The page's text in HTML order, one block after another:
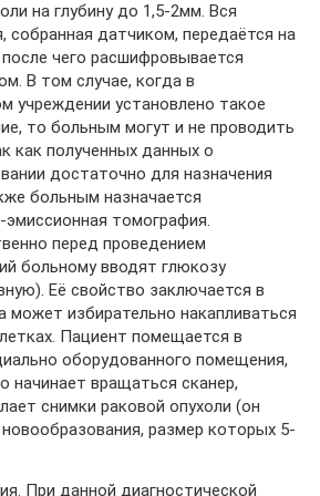
на глубину до 1,5-2мм. Вся
собранная датчиком, передаётся на
чего расшифровывается
В том случае, когда в
учреждении установлено такое
то больным могут и не проводить
как полученных данных о
достаточно для назначения
больным назначается
томография.
перед проведением
больному вводят глюкозу
Её свойство заключается в
может избирательно накапливаться
Пациент помещается в
оборудованного помещения,
начинает вращаться сканер,
снимки раковой опухоли (он
размер которых 5-
При данной диагностической